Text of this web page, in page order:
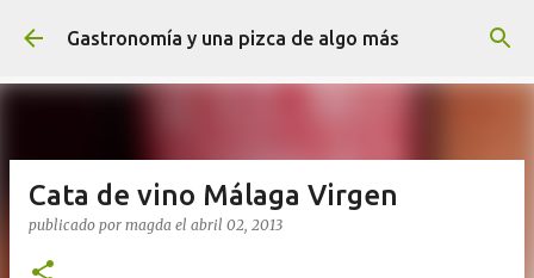
Ir al contenido principal
Gastronomía y una pizca de algo más
Cata de vino Málaga Virgen
publicado por magda el abril 02, 2013